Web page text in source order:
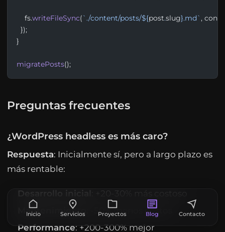
Inicio Servicios Proyectos Blog Contacto
    fs.
writeFileSync(`./content/posts/${post.slug}.md` ,
  });
}
migratePosts();
Preguntas frecuentes
¿WordPress headless es más caro?
Respuesta: Inicialmente sí, pero a largo plazo es
más rentable:
Desarrollo inicial
: +20-30% más costoso
Mantenimiento
: -50% menos costos
Performance: +200-300% mejor